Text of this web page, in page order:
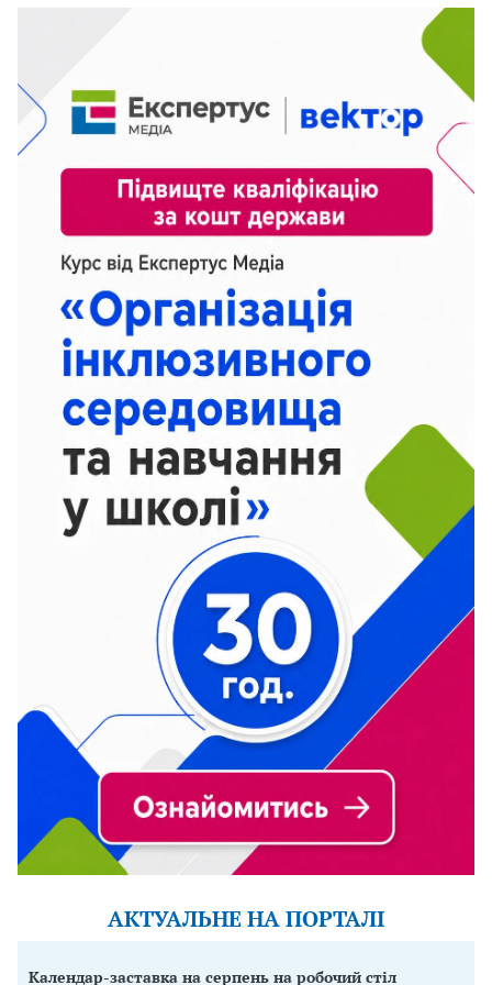
АКТУАЛЬНЕ НА ПОРТАЛІ
Календар-заставка на серпень на робочий стіл